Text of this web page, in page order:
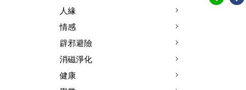
人緣
情感
辟邪避險
消磁淨化
健康